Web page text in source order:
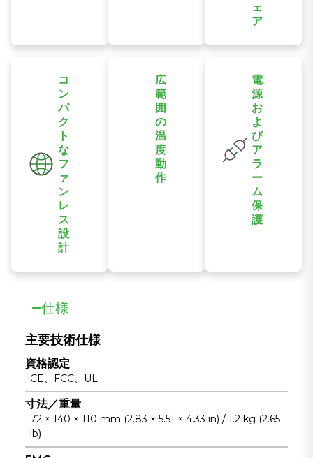
効または無効に
定の産業用アプ
リケーションの
トラフィックを
優先させること
ができます。
ットワークの安
ェ
ア
ため、工業グレ
ードのチップセ
ットと堅牢なダ
イキャストアル
ミニウム製筐体
を採用していま
コ
ン
パ
ク
ト
な
フ
ァ
ン
レ
ス
設
計
トアルミニウム
しているため、
設置が容易で、
確実な放熱を実
現します。
広
範
囲
の
温
度
動
作
ファンレス運転
電
源
お
よ
び
ア
ラ
ー
ム
保
護
仕様
主要技術仕様
資格認定
CE、FCC、UL
寸法／重量
72 × 140 × 110 mm (2.83 × 5.51 × 4.33 in) / 1.2 kg (2.65
lb)